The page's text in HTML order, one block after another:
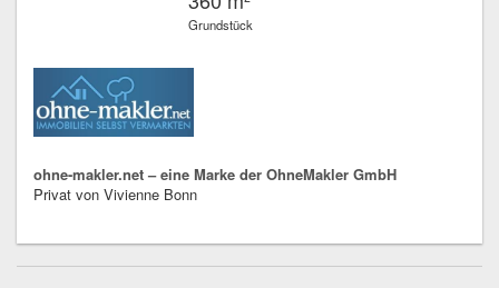
Grundstück
ohne-makler.net – eine Marke der OhneMakler GmbH
Privat von Vivienne Bonn